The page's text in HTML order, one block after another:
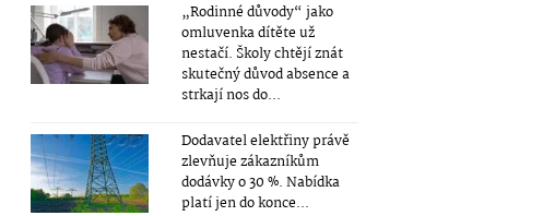
„Rodinné důvody“ jako
omluvenka dítěte už
nestačí. Školy chtějí znát
skutečný důvod absence a
strkají nos do...
Dodavatel elektřiny právě
zlevňuje zákazníkům
dodávky o 30 %. Nabídka
platí jen do konce...